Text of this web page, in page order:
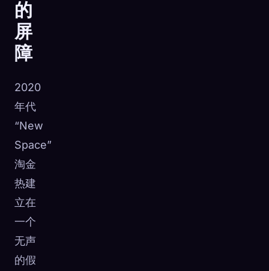
的
屏
障
2020
年代
“New
Space”
淘金
热建
立在
一个
无声
的假